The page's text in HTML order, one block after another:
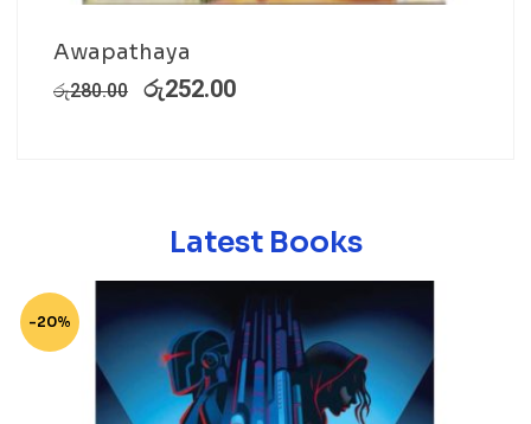
Awapathaya
රු280.00 රු252.00
Latest Books
-20%